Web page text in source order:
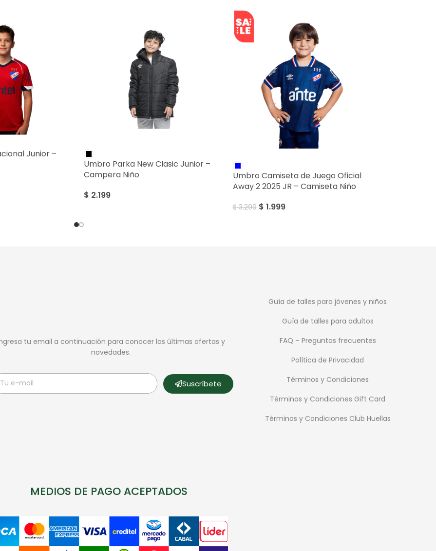
Junior –
Umbro Parka New Clasic Junior –
Campera Niño
$ 2.199
Umbro Camiseta de Juego Oficial
Away 2 2025 JR – Camiseta Niño
$3.299 $ 1.999
tu email a continuación para conocer las últimas ofertas y
novedades.
Suscríbete
Guía de talles para jóvenes y niños
Guía de talles para adultos
FAQ – Preguntas frecuentes
Política de Privacidad
Términos y Condiciones
Términos y Condiciones Gift Card
Términos y Condiciones Club Huellas
MEDIOS DE PAGO ACEPTADOS